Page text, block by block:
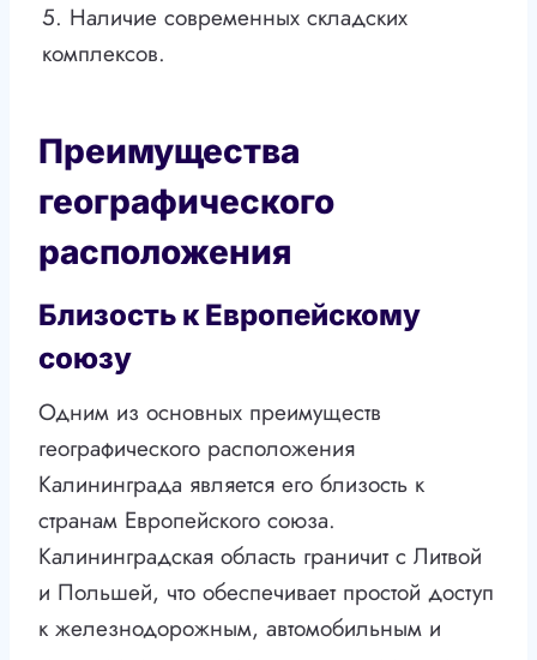
5. Наличие современных складских
комплексов.
Преимущества
географического
расположения
Близость к Европейскому
союзу
Одним из основных преимуществ
географического расположения
Калининграда является его близость к
странам Европейского союза.
Калининградская область граничит с Литвой
и Польшей, что обеспечивает простой доступ
к железнодорожным, автомобильным и